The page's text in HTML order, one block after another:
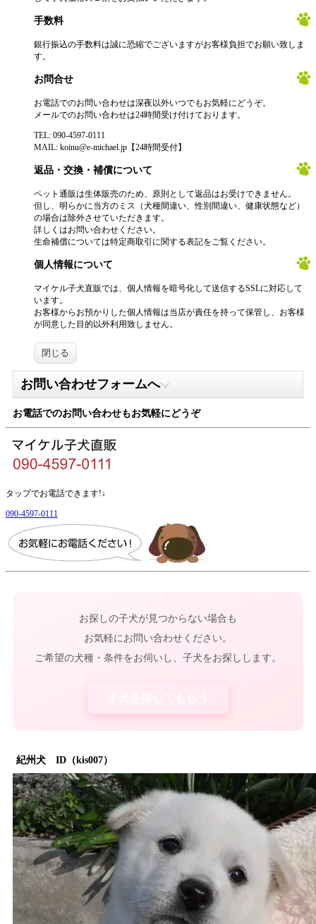
手数料
銀行振込の手数料は誠に恐縮でございますがお客様負担でお願い致しま
す。
お問合せ
お電話でのお問い合わせは深夜以外いつでもお気軽にどうぞ。
メールでのお問い合わせは24時間受け付けております。
TEL: 090-4597-0111
MAIL: koinu@e-michael.jp【24時間受付】
返品・交換・補償について
ペット通販は生体販売のため、原則として返品はお受けできません。
但し、明らかに当方のミス（犬種間違い、性別間違い、健康状態など）
の場合は除外させていただきます。
詳しくはお問い合わせください。
生命補償については特定商取引に関する表記をご覧ください。
個人情報について
マイケル子犬直販では、個人情報を暗号化して送信するSSLに対応して
います。
お客様からお預かりした個人情報は当店が責任を持って保管し、お客様
が同意した目的以外利用致しません。
閉じる
お問い合わせフォームへ
お電話でのお問い合わせもお気軽にどうぞ
タップでお電話できます!↓
090-4597-0111
お探しの子犬が見つからない場合も
お気軽にお問い合わせください。
ご希望の犬種・条件をお伺いし、子犬をお探しします。
紀州犬 ID（kis007）